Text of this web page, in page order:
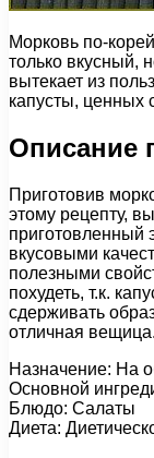
Морковь по-
только вкусный,
вытекает из
капусты, ценных
Описание
Приготовив
этому рецепту,
приготовленный
вкусовыми
полезными
похудеть, т.к.
сдерживать
отличная
Назначение: На
Основной
Блюдо: Салаты
Диета: